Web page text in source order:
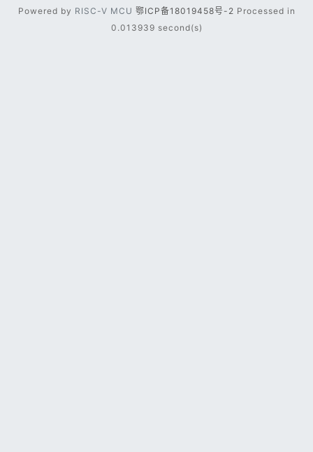
Powered by RISC-V MCU 鄂ICP备18019458号-2 Processed in
0.013939 second(s)